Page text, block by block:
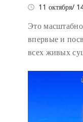
11 октября/
Это
впервые и
всех живых